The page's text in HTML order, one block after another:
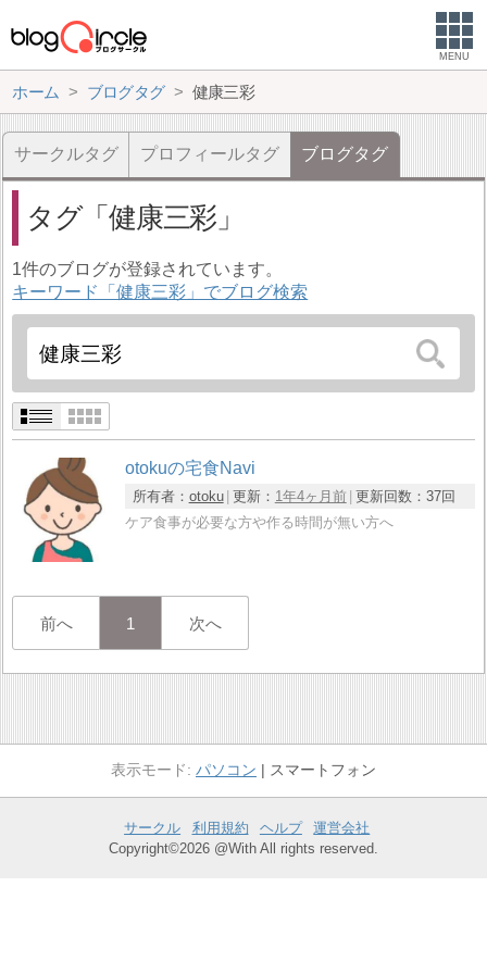
MENU
ホーム ブログタグ 健康三彩
サークルタグ プロフィールタグ ブログタグ
タグ 健康三彩
1件のブログが登録されています。
キーワード「健康三彩」でブログ検索
otokuの宅食Navi
所有者： otoku 更新： 1年4ヶ月前 更新回数： 37回
ケア食事が必要な方や作る時間が無い方へ
前へ 1 次へ
パソコン スマートフォン
サークル 利用規約 ヘルプ
運営会社
Copyright©2026 @With All rights reserved.